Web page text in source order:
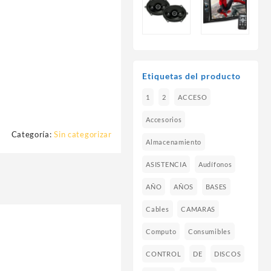
Categoría:Sin categorizar
Etiquetas del producto
1 2 ACCESO
Accesorios
Almacenamiento
ASISTENCIA Audífonos
AÑO AÑOS BASES
Cables CAMARAS
Computo Consumibles
CONTROL DE DISCOS